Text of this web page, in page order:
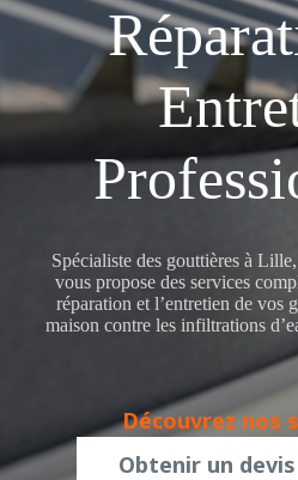
Spécialiste des gouttières à
vous propose des services
réparation et l’entretien de vos
maison contre les infiltrations
Découvrez nos
Obtenir un